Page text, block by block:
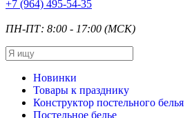
+7 (964) 495-54-35
ПН-ПТ: 8:00 - 17:00 (МСК)
Новинки
Товары к празднику
Конструктор постельного белья
Постельное белье